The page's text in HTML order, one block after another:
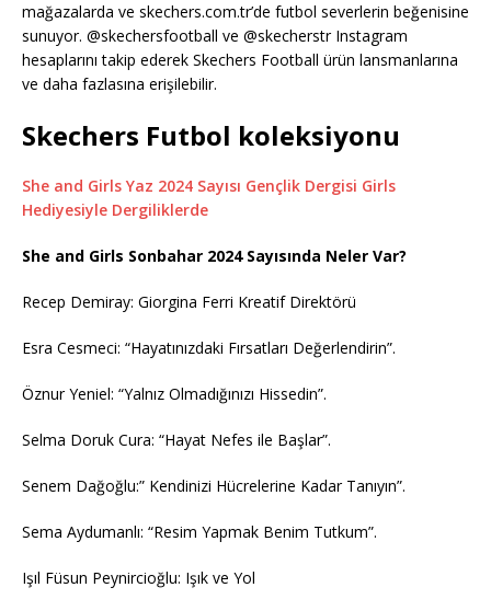
mağazalarda ve skechers.com.tr’de futbol severlerin beğenisine
sunuyor. @skechersfootball ve @skecherstr Instagram
hesaplarını takip ederek Skechers Football ürün lansmanlarına
ve daha fazlasına erişilebilir.
Skechers Futbol koleksiyonu
She and Girls Yaz 2024 Sayısı Gençlik Dergisi Girls
Hediyesiyle Dergiliklerde
She and Girls Sonbahar 2024 Sayısında Neler Var?
Recep Demiray: Giorgina Ferri Kreatif Direktörü
Esra Cesmeci: “Hayatınızdaki Fırsatları Değerlendirin”.
Öznur Yeniel: “Yalnız Olmadığınızı Hissedin”.
Selma Doruk Cura: “Hayat Nefes ile Başlar”.
Senem Dağoğlu:” Kendinizi Hücrelerine Kadar Tanıyın”.
Sema Aydumanlı: “Resim Yapmak Benim Tutkum”.
Işıl Füsun Peynircioğlu: Işık ve Yol